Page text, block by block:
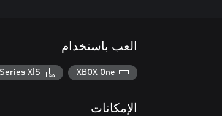
العب باستخدام
XBOX One
X|S
الإمكانات